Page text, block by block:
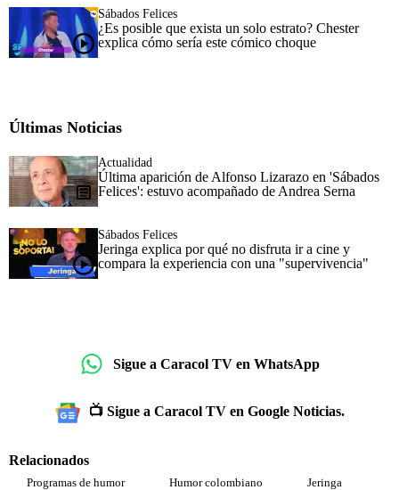
Sábados Felices
¿Es posible que exista un solo estrato? Chester
explica cómo sería este cómico choque
Últimas Noticias
Actualidad
Última aparición de Alfonso Lizarazo en 'Sábados
Felices': estuvo acompañado de Andrea Serna
Sábados Felices
Jeringa explica por qué no disfruta ir a cine y
compara la experiencia con una "supervivencia"
Sigue a Caracol TV en WhatsApp
📺 Sigue a Caracol TV en Google Noticias.
Relacionados
Programas de humor Humor colombiano Jeringa